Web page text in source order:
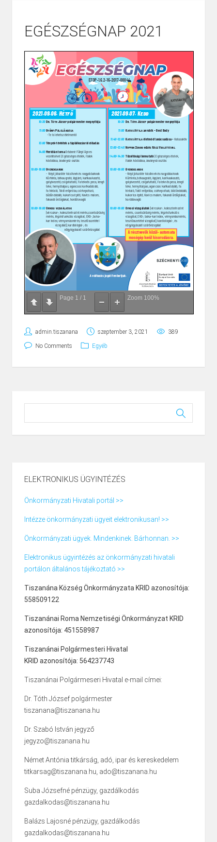
EGÉSZSÉGNAP 2021
Page 1 / 1 Zoom 100%
admin.tiszanana szeptember 3, 2021 389
No Comments Egyéb
ELEKTRONIKUS ÜGYINTÉZÉS
Önkormányzati Hivatali portál >>
Intézze önkormányzati ügyeit elektronikusan! >>
Önkormányzati ügyek. Mindenkinek. Bárhonnan. >>
Elektronikus ügyintézés az önkormányzati hivatali
portálon általános tájékoztató >>
Tiszanána Község Önkormányzata KRID azonosítója:
558509122
Tiszanánai Roma Nemzetiségi Önkormányzat KRID
azonosítója: 451558987
Tiszanánai Polgármesteri Hivatal
KRID azonosítója: 564237743
Tiszanánai Polgármeseri Hivatal e-mail címei:
Dr. Tóth József polgármester
tiszanana@tiszanana.hu
Dr. Szabó István jegyző
jegyzo@tiszanana.hu
Német Antónia titkárság, adó, ipar és kereskedelem
titkarsag@tiszanana.hu, ado@tiszanana.hu
Suba Józsefné pénzügy, gazdálkodás
gazdalkodas@tiszanana.hu
Balázs Lajosné pénzügy, gazdálkodás
gazdalkodas@tiszanana.hu